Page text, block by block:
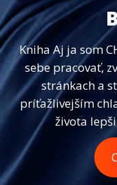
Kniha Aj ja som
sebe pracovať,
stránkach a
príťažlivejším
života